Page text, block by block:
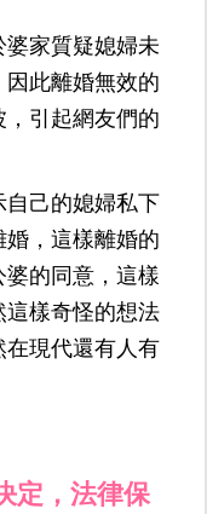
家質疑媳婦未
此離婚無效的
引起網友們的
己的媳婦私下
，這樣離婚的
的同意，這樣
這樣奇怪的想法
現代還有人有
定，法律保